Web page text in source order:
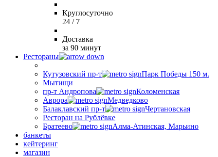
Круглосуточно
24 / 7
Доставка
за 90 минут
Рестораны
Кутузовский пр-т
Парк Победы 150 м.
Мытищи
пр-т Андропова
Коломенская
Аврора
Медведково
Балаклавский пр-т
Чертановская
Ресторан на Рублёвке
Братеево
Алма-Атинская, Марьино
банкеты
кейтеринг
магазин